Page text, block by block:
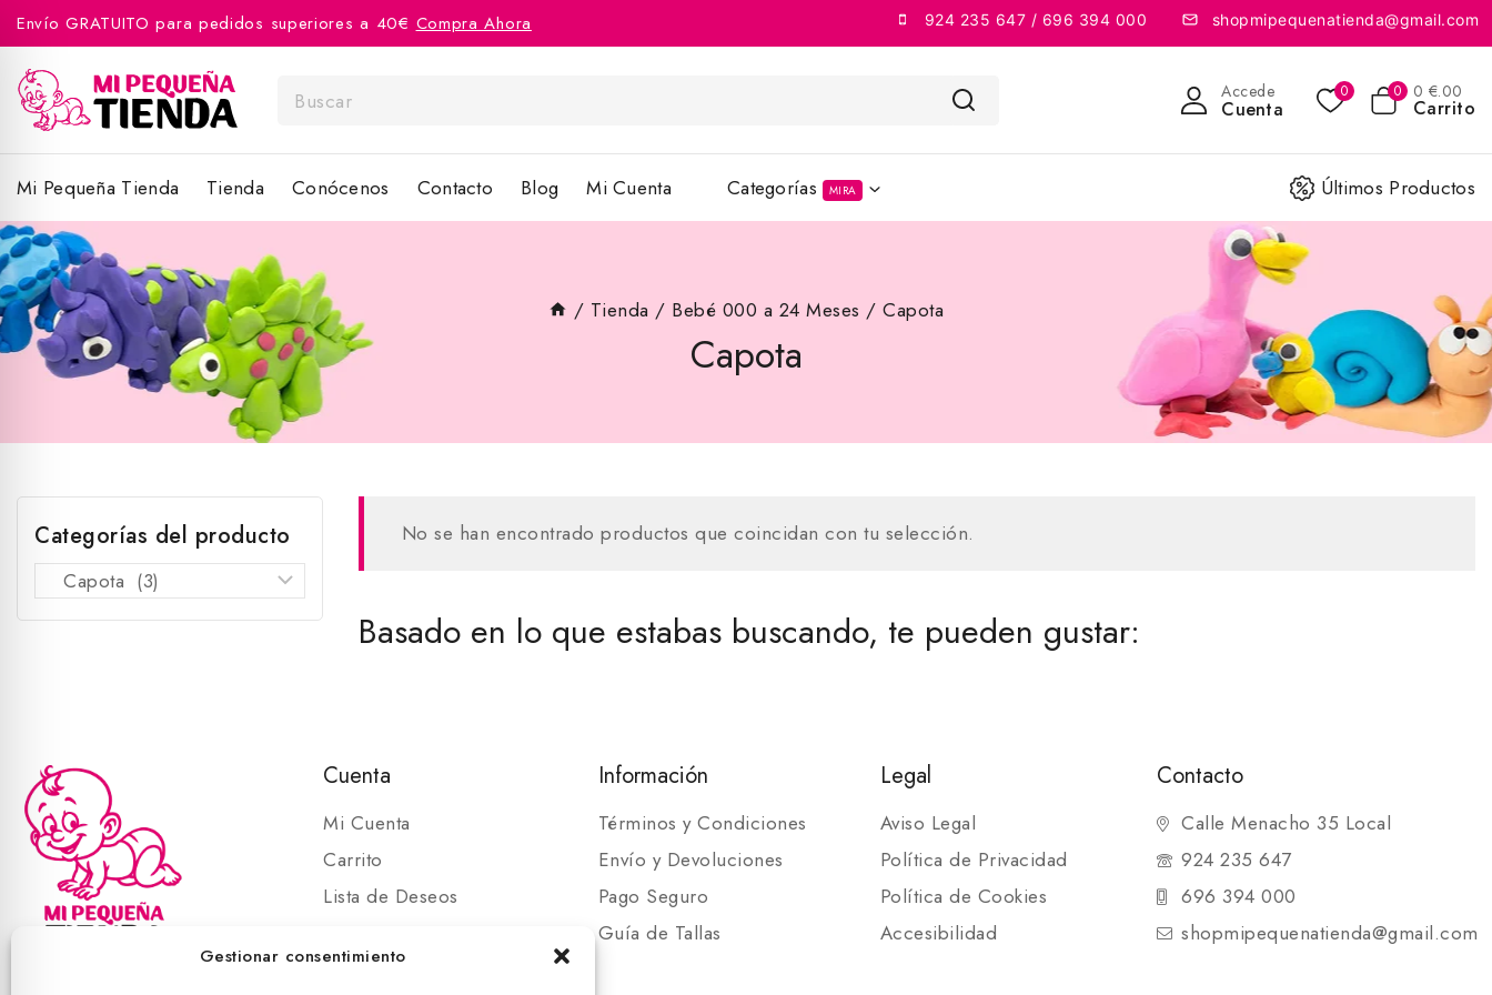
Gestionar consentimiento
Envío GRATUITO para pedidos superiores a 40€ Compra Ahora 924 235 647 / 696 394 000 shopmipequenatienda@gmail.com
Accede
Cuenta
0 0 0 €.00
Carrito
Mi Pequeña Tienda Tienda Conócenos Contacto Blog Mi Cuenta Categorías MIRA Últimos Productos
/ Tienda / Bebé 000 a 24 Meses / Capota
Capota
No se han encontrado productos que coincidan con tu selección.
Basado en lo que estabas buscando, te pueden gustar:
Categorías del producto
Cuenta
Mi Cuenta
Carrito
Lista de Deseos
Información
Términos y Condiciones
Envío y Devoluciones
Pago Seguro
Guía de Tallas
Legal
Aviso Legal
Política de Privacidad
Política de Cookies
Accesibilidad
Contacto
Calle Menacho 35 Local
924 235 647
696 394 000
shopmipequenatienda@gmail.com